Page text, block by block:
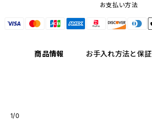
お支払い方法
商品情報 お手入れ方法と保証
1/0